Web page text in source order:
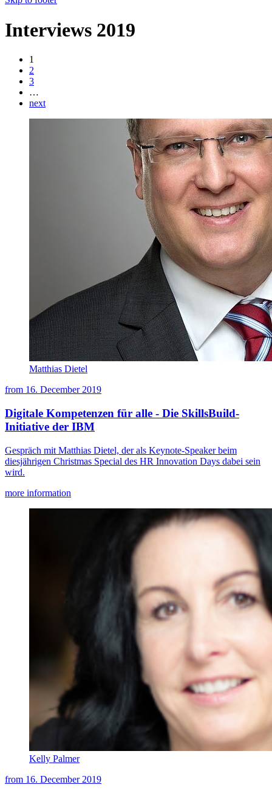
Interviews 2019
1
2
3
…
next
Matthias Dietel
from 16. December 2019
Digitale Kompetenzen für alle - Die SkillsBuild-
Initiative der IBM
Gespräch mit Matthias Dietel, der als Keynote-Speaker beim
diesjährigen Christmas Special des HR Innovation Days dabei sein
wird.
more information
Kelly Palmer
from 16. December 2019